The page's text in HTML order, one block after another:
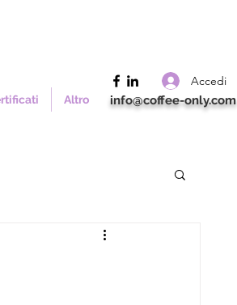
Altro
Accedi
info@coffee-only.com